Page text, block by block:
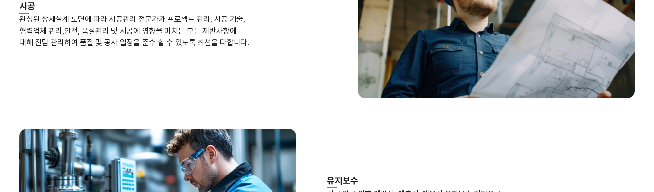
시공
완성된 상세설계 도면에 따라 시공관리 전문가가 프로젝트 관리, 시공 기술,
협력업체 관리,안전, 품질관리 및 시공에 영향을 미치는 모든 제반사항에
대해 전담 관리하여 품질 및 공사 일정을 준수 할 수 있도록 최선을 다합니다.
유지보수